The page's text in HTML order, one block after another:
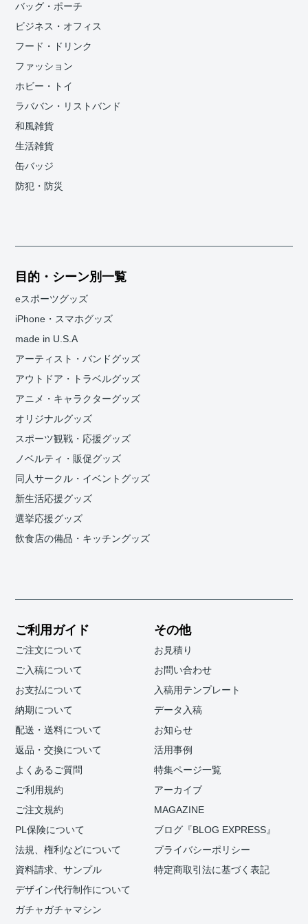
バッグ・ポーチ
ビジネス・オフィス
フード・ドリンク
ファッション
ホビー・トイ
ラババン・リストバンド
和風雑貨
生活雑貨
缶バッジ
防犯・防災
目的・シーン別一覧
eスポーツグッズ
iPhone・スマホグッズ
made in U.S.A
アーティスト・バンドグッズ
アウトドア・トラベルグッズ
アニメ・キャラクターグッズ
オリジナルグッズ
スポーツ観戦・応援グッズ
ノベルティ・販促グッズ
同人サークル・イベントグッズ
新生活応援グッズ
選挙応援グッズ
飲食店の備品・キッチングッズ
ご利用ガイド
ご注文について
ご入稿について
お支払について
納期について
配送・送料について
返品・交換について
よくあるご質問
ご利用規約
ご注文規約
PL保険について
法規、権利などについて
資料請求、サンプル
デザイン代行制作について
ガチャガチャマシン
その他
お見積り
お問い合わせ
入稿用テンプレート
データ入稿
お知らせ
活用事例
特集ページ一覧
アーカイブ
MAGAZINE
ブログ『BLOG EXPRESS』
プライバシーポリシー
特定商取引法に基づく表記